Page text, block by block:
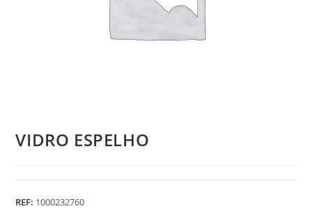
VIDRO ESPELHO
REF: 1000232760